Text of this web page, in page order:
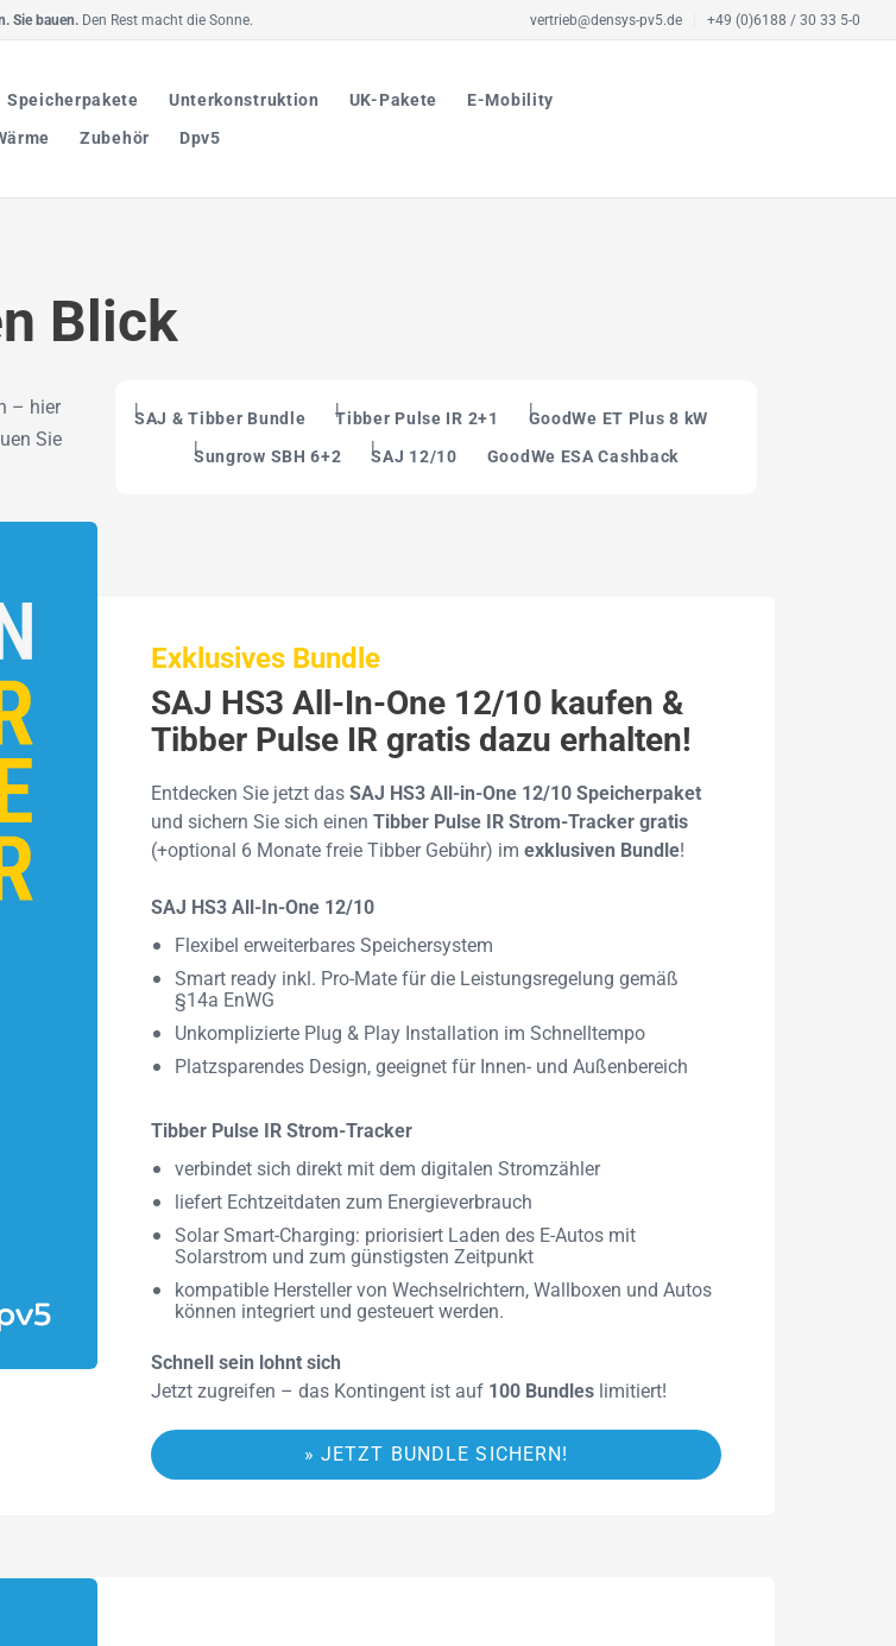
Sie bauen. Den Rest macht die Sonne. vertrieb@densys-pv5.de +49 (0)6188 / 30 33 5-0
Speicherpakete Unterkonstruktion UK-Pakete
E-Mobility
Zubehör Dpv5
Blick
– hier
Sie
SAJ & Tibber Bundle Tibber Pulse IR 2+1
GoodWe ET Plus 8 kW
Sungrow SBH 6+2
SAJ 12/10 GoodWe ESA Cashback
Exklusives Bundle
SAJ HS3 All-In-One 12/10 kaufen &
Tibber Pulse IR gratis dazu erhalten!
Entdecken Sie jetzt das SAJ HS3 All-in-One 12/10 Speicherpaket
und sichern Sie sich einen Tibber Pulse IR Strom-Tracker gratis
(+optional 6 Monate freie Tibber Gebühr) im exklusiven Bundle!
SAJ HS3 All-In-One 12/10
Flexibel erweiterbares Speichersystem
Smart ready inkl. Pro-Mate für die Leistungsregelung gemäß
§14a EnWG
Unkomplizierte Plug & Play Installation im Schnelltempo
Platzsparendes Design, geeignet für Innen- und Außenbereich
Tibber Pulse IR Strom-Tracker
verbindet sich direkt mit dem digitalen Stromzähler
liefert Echtzeitdaten zum Energieverbrauch
Solar Smart-Charging: priorisiert Laden des E-Autos mit
Solarstrom und zum günstigsten Zeitpunkt
kompatible Hersteller von Wechselrichtern, Wallboxen und Autos
können integriert und gesteuert werden.
Schnell sein lohnt sich
Jetzt zugreifen – das Kontingent ist auf 100 Bundles limitiert!
» JETZT BUNDLE SICHERN!